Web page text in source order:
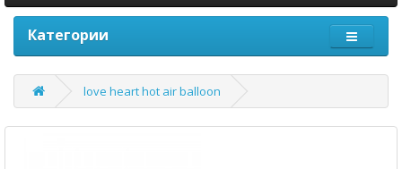
Категории
love heart hot air balloon